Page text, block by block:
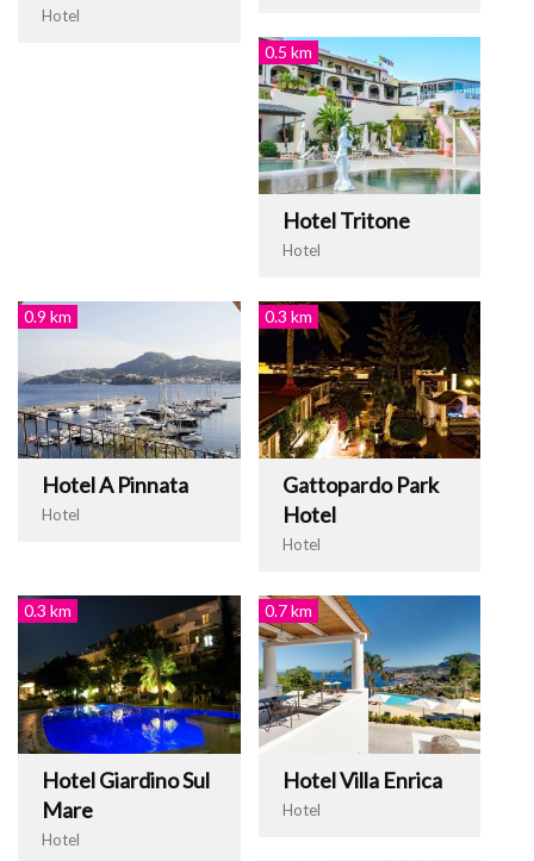
Hotel
0.5 km
Hotel Tritone
Hotel
0.9 km
Hotel A Pinnata
Hotel
0.3 km
Gattopardo Park
Hotel
Hotel
0.3 km
Hotel Giardino Sul
Mare
Hotel
0.7 km
Hotel Villa Enrica
Hotel